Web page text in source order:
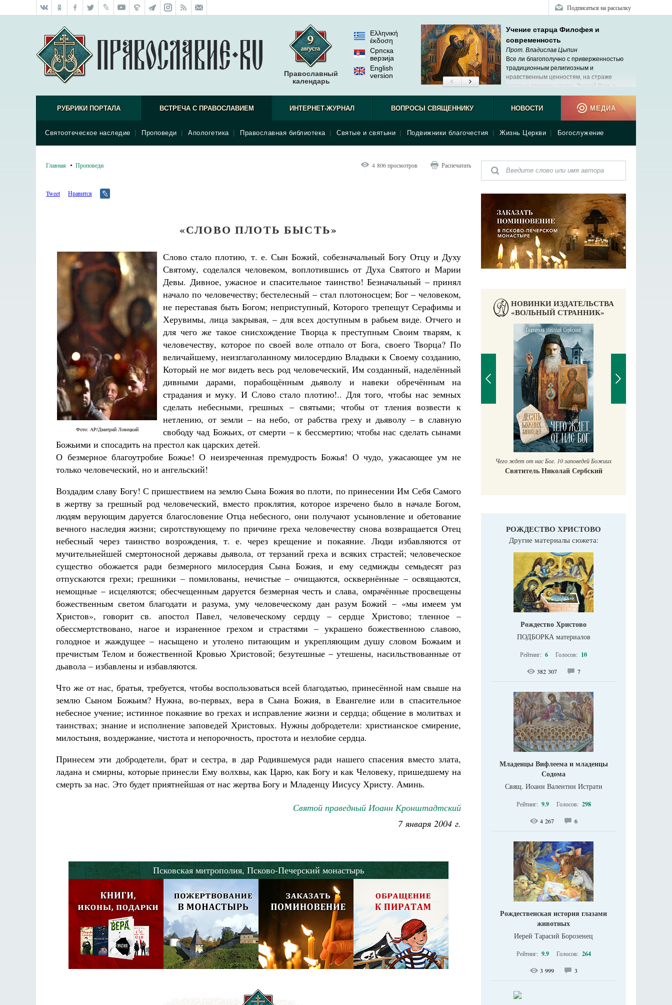
Подписаться на рассылку
Православный
календарь
Ελληνική
έκδοση
Српска
верзиjа
English
version
Учение старца Филофея и
современность
Прот. Владислав Цыпин
Все ли благополучно с приверженностью
традиционным религиозным и
нравственным ценностям, на страже
которых призван стоять Третий Рим, в
современной России?
РУБРИКИ ПОРТАЛА ВСТРЕЧА С ПРАВОСЛАВИЕМ
Святоотеческое наследие Проповеди Апологетика Православная библиотека Святые и святыни Подвижники благочестия Жизнь Церкви Богослужение
ИНТЕРНЕТ-ЖУРНАЛ ВОПРОСЫ СВЯЩЕННИКУ НОВОСТИ МЕДИА
Главная Проповеди 4 806 просмотров Распечатать
Tweet Нравится
«СЛОВО ПЛОТЬ БЫСТЬ»
Фото: AP/Дмитрий Ловецкий
Слово стало плотию, т. е. Сын Божий, собезначальный Богу Отцу и Духу
Святому, соделался человеком, воплотившись от Духа Святого и Марии
Девы. Дивное, ужасное и спасительное таинство! Безначальный – принял
начало по человечеству; бестелесный – стал плотоносцем; Бог – человеком,
не переставая быть Богом; неприступный, Которого трепещут Серафимы и
Херувимы, лица закрывая, – для всех доступным в рабьем виде. Отчего и
для чего же такое снисхождение Творца к преступным Своим тварям, к
человечеству, которое по своей воле отпало от Бога, своего Творца? По
величайшему, неизглаголанному милосердию Владыки к Своему созданию,
Который не мог видеть весь род человеческий, Им созданный, наделённый
дивными дарами, порабощённым дьяволу и навеки обречённым на
страдания и муку. И Слово стало плотию!.. Для того, чтобы нас земных
сделать небесными, грешных – святыми; чтобы от тления возвести к
нетлению, от земли – на небо, от рабства греху и дьяволу – в славную
свободу чад Божьих, от смерти – к бессмертию; чтобы нас сделать сынами
Божьими и спосадить на престол как царских детей.
О безмерное благоутробие Божье! О неизреченная премудрость Божья! О чудо, ужасающее ум не
только человеческий, но и ангельский!
Воздадим славу Богу! С пришествием на землю Сына Божия во плоти, по принесении Им Себя Самого
в жертву за грешный род человеческий, вместо проклятия, которое изречено было в начале Богом,
людям верующим даруется благословение Отца небесного, они получают усыновление и обетование
вечного наследия жизни; сиротствующему по причине греха человечеству снова возвращается Отец
небесный через таинство возрождения, т. е. через крещение и покаяние. Люди избавляются от
мучительнейшей смертоносной державы дьявола, от терзаний греха и всяких страстей; человеческое
существо обожается ради безмерного милосердия Сына Божия, и ему седмижды семьдесят раз
отпускаются грехи; грешники – помилованы, нечистые – очищаются, осквернённые – освящаются,
немощные – исцеляются; обесчещенным даруется безмерная честь и слава, омрачённые просвещены
божественным светом благодати и разума, уму человеческому дан разум Божий – «мы имеем ум
Христов», говорит св. апостол Павел, человеческому сердцу – сердце Христово; тленное –
обессмертствовано, нагое и израненное грехом и страстями – украшено божественною славою,
голодное и жаждущее – насыщено и утолено питающим и укрепляющим душу словом Божьим и
пречистым Телом и божественной Кровью Христовой; безутешные – утешены, насильствованные от
дьавола – избавлены и избавляются.
Что же от нас, братья, требуется, чтобы воспользоваться всей благодатью, принесённой нам свыше на
землю Сыном Божьим? Нужна, во-первых, вера в Сына Божия, в Евангелие или в спасительное
небесное учение; истинное покаяние во грехах и исправление жизни и сердца; общение в молитвах и
таинствах; знание и исполнение заповедей Христовых. Нужны добродетели: христианское смирение,
милостыня, воздержание, чистота и непорочность, простота и незлобие сердца.
Принесем эти добродетели, брат и сестра, в дар Родившемуся ради нашего спасения вместо злата,
ладана и смирны, которые принесли Ему волхвы, как Царю, как Богу и как Человеку, пришедшему на
смерть за нас. Это будет приятнейшая от нас жертва Богу и Младенцу Иисусу Христу. Аминь.
Святой праведный Иоанн Кронштадтский
7 января 2004 г.
Псковская митрополия, Псково-Печерский монастырь
НОВИНКИ ИЗДАТЕЛЬСТВА
«ВОЛЬНЫЙ СТРАННИК»
Разлуки не будет
Фредерика де Грааф
Как найти своё место в жизни
Кирилл Мурышев
Роман Котов Чего ждет от нас Бог. 10 заповедей Божиих
Святитель Николай Сербский
РОЖДЕСТВО ХРИСТОВО
Другие материалы сюжета:
Рождество Христово
ПОДБОРКА материалов
Рейтинг: 6 Голосов: 10
382 307 7
Младенцы Вифлеема и младенцы
Содома
Свящ. Иоанн Валентин Истрати
Рейтинг: 9.9 Голосов: 298
4 267 6
Рождественская история глазами
животных
Иерей Тарасий Борозенец
Рейтинг: 9.9 Голосов: 264
3 999 3